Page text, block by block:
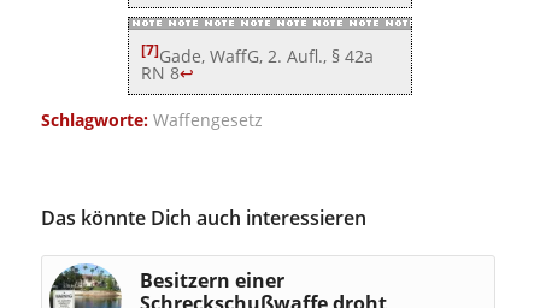
[7]Gade, WaffG, 2. Aufl., § 42a
RN 8↩
Schlagworte: Waffengesetz
Das könnte Dich auch interessieren
Besitzern einer